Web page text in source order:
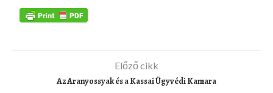
Előző cikk
Az Aranyossyak és a Kassai Ügyvédi Kamara